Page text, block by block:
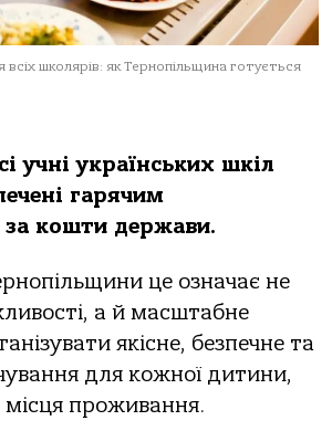
всіх школярів: як Тернопільщина готується
учні українських шкіл
гарячим
кошти держави.
це означає не
а й масштабне
якісне, безпечне та
для кожної дитини,
місця проживання.